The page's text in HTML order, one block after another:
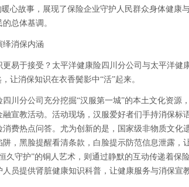
心故事，展现了保险企业守护人民群众身体健康
总体基调。
绎消保内涵
易于接受？太平洋健康险四川分公司与太平洋健
让消保知识在衣香鬓影中“活”起来。
川分公司充分挖掘“汉服第一城”的本土文化资源
宣教活动。活动现场，汉服爱好者们手持消保标
费热点问答。尤为创新的是，国家级非物质文化
，黑脸提醒看清条款，白脸提示防范信息泄露，
久守护”的铜人艺术，则通过静默的互动传递着保
员提供肾脏健康知识科普，让健康服务与消保宣